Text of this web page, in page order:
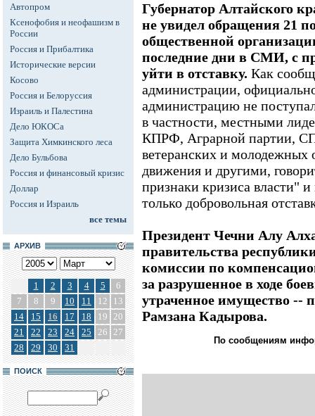
Автопром
Ксенофобия и неофашизм в
России
Россия и Прибалтика
Исторические версии
Косово
Россия и Белоруссия
Израиль и Палестина
Дело ЮКОСа
Защита Химкинского леса
Дело Бульбова
Россия и финансовый кризис
Доллар
Россия и Израиль
все темы
АРХИВ
1 2 3 4 5
6
7
8 9 10 11 12
13
14
15 16 17 18 19 20
21
22 23 24 25 26 27
28
29 30 31
ПОИСК
Губернатор Алтайского
не увидел обращения 21
общественной
последние дни в СМИ, с
уйти в отставку. Как
администрации,
администрацию не
в частности, местными
КПРФ, Аграрной партии,
ветеранских и молодежных
движения и другими,
признаки кризиса власти"
только добровольная
Президент Чечни Алу
правительства
комиссии по
за разрушенное в ходе
утраченное имущество --
Рамзана Кадырова.
По сообщениям